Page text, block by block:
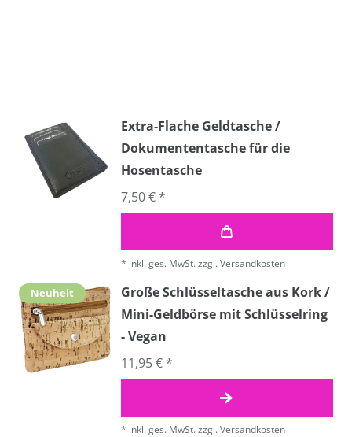
Extra-Flache Geldtasche /
Dokumententasche für die
Hosentasche
7,50 € *
* inkl. ges. MwSt.zzgl.Versandkosten
Neuheit
Große Schlüsseltasche aus Kork /
Mini-Geldbörse mit Schlüsselring
- Vegan
11,95 € *
* inkl. ges. MwSt.zzgl.Versandkosten